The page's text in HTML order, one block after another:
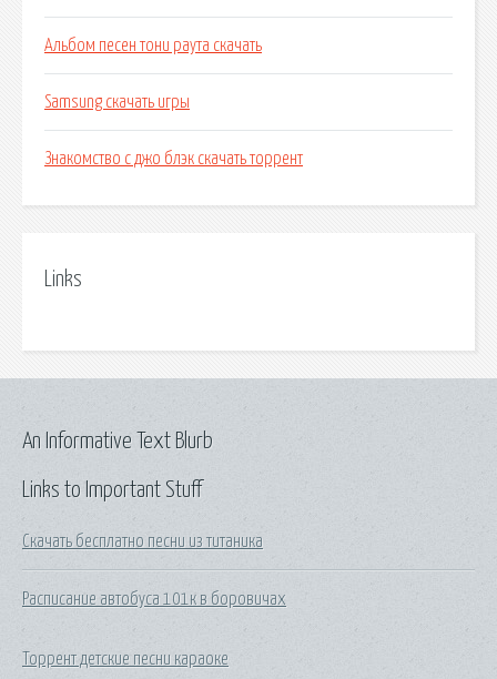
Альбом песен тони раута скачать
Samsung скачать игры
Знакомство с джо блэк скачать торрент
Links
Links to Important Stuff
Скачать бесплатно песни из титаника
Расписание автобуса 101к в боровичах
Торрент детские песни караоке
An Informative Text Blurb